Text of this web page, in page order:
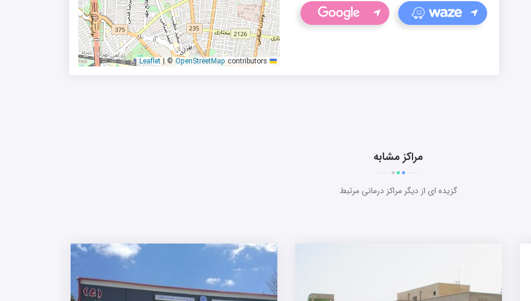
|© OpenStreetMapcontributors
مراکز مشابه
گزیده ای از دیگر مراکز درمانی مرتبط